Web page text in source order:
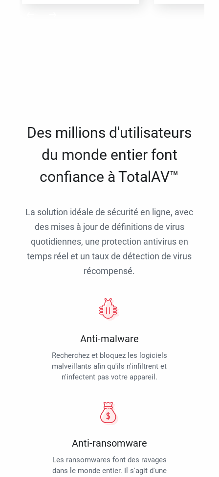
Des millions d'utilisateurs
du monde entier font
confiance à TotalAV™
La solution idéale de sécurité en ligne, avec
des mises à jour de définitions de virus
quotidiennes, une protection antivirus en
temps réel et un taux de détection de virus
récompensé.
Anti-malware
Recherchez et bloquez les logiciels
malveillants afin qu'ils n'infiltrent et
n'infectent pas votre appareil.
Anti-ransomware
Les ransomwares font des ravages
dans le monde entier. Il s'agit d'une